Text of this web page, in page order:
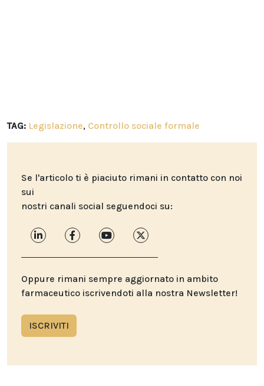
TAG: Legislazione, Controllo sociale formale
Se l'articolo ti è piaciuto rimani in contatto con noi
sui
nostri canali social seguendoci su:
Oppure rimani sempre aggiornato in ambito
farmaceutico iscrivendoti alla nostra Newsletter!
ISCRIVITI